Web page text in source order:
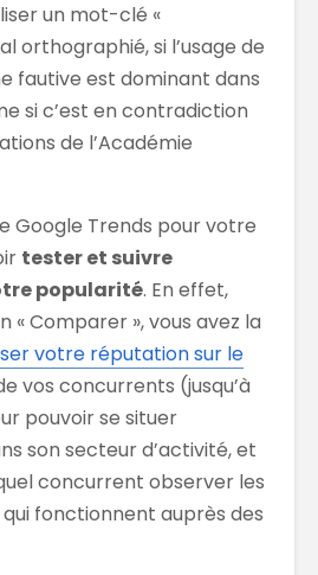
un mot-clé «
orthographié, si l’usage de
fautive est dominant dans
si c’est en contradiction
de l’Académie
Google Trends pour votre
tester et suivre
popularité. En effet,
« Comparer », vous avez la
votre réputation sur le
vos concurrents (jusqu’à
pouvoir se situer
son secteur d’activité, et
concurrent observer les
fonctionnent auprès des